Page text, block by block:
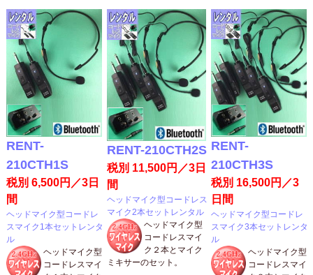
RENT-
210CTH1S
税別 6,500円／3日
間
ヘッドマイク型コードレ
スマイク1本セットレンタ
ル
ヘッドマイク型
コードレスマイ
RENT-210CTH2S
税別 11,500円／3日
間
ヘッドマイク型コードレス
マイク2本セットレンタル
ヘッドマイク型
コードレスマイ
ク２本とマイク
ミキサーのセット。
RENT-
210CTH3S
税別 16,500円／3
日間
ヘッドマイク型コードレ
スマイク3本セットレンタ
ル
ヘッドマイク型
コードレスマイ